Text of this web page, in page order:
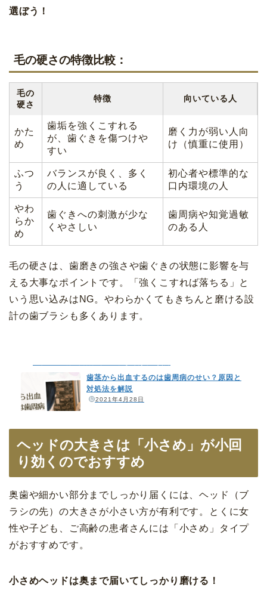
選ぼう！
毛の硬さの特徴比較：
毛の
硬さ
特徴 向いている人
かた
め
歯垢を強くこすれる
が、歯ぐきを傷つけや
すい
磨く力が弱い人向
け（慎重に使用）
ふつ
う
バランスが良く、多く
の人に適している
初心者や標準的な
口内環境の人
やわ
らか
め
歯ぐきへの刺激が少な
くやさしい
歯周病や知覚過敏
のある人
毛の硬さは、歯磨きの強さや歯ぐきの状態に影響を与
える大事なポイントです。「強くこすれば落ちる」と
いう思い込みはNG。やわらかくてもきちんと磨ける設
計の歯ブラシも多くあります。
歯茎から出血するのは歯周病のせい？原因と
対処法を解説
2021年4月28日
ヘッドの大きさは「小さめ」が小回
り効くのでおすすめ
奥歯や細かい部分までしっかり届くには、ヘッド（ブ
ラシの先）の大きさが小さい方が有利です。とくに女
性や子ども、ご高齢の患者さんには「小さめ」タイプ
がおすすめです。
小さめヘッドは奥まで届いてしっかり磨ける！